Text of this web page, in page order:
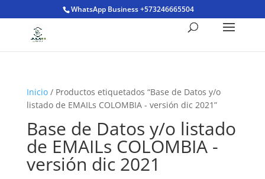
WhatsApp Business +573246665504
Inicio/ Productos etiquetados “Base de Datos y/o
listado de EMAILs COLOMBIA - versión dic 2021”
Base de Datos y/o listado
de EMAILs COLOMBIA -
versión dic 2021